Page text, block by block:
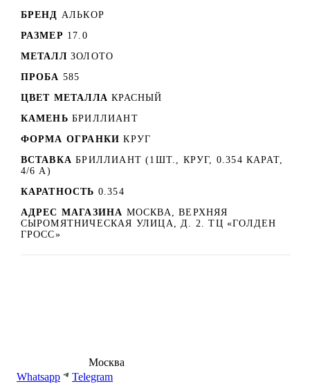
БРЕНД АЛЬКОР
РАЗМЕР 17.0
МЕТАЛЛ ЗОЛОТО
ПРОБА 585
ЦВЕТ МЕТАЛЛА КРАСНЫЙ
КАМЕНЬ БРИЛЛИАНТ
ФОРМА ОГРАНКИ КРУГ
ВСТАВКА БРИЛЛИАНТ (1ШТ., КРУГ, 0.354 КАРАТ,
4/6 А)
КАРАТНОСТЬ 0.354
АДРЕС МАГАЗИНА МОСКВА, ВЕРХНЯЯ
СЫРОМЯТНИЧЕСКАЯ УЛИЦА, Д. 2. ТЦ «ГОЛДЕН
ГРОСС»
Москва
Whatsapp
Telegram